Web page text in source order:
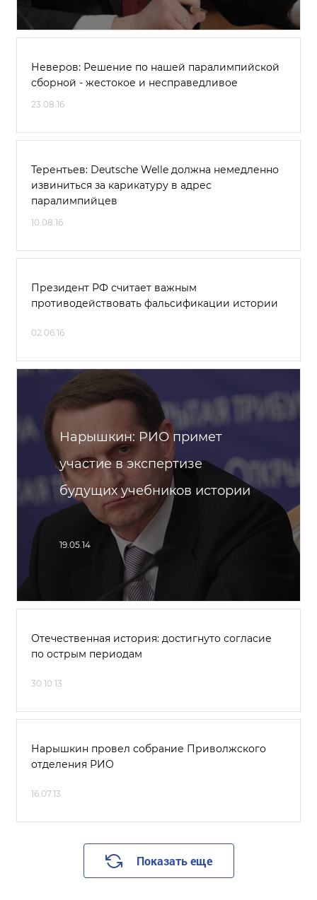
Неверов: Решение по нашей паралимпийской
сборной - жестокое и несправедливое
23.08.16
Терентьев: Deutsche Welle должна немедленно
извиниться за карикатуру в адрес
паралимпийцев
10.08.16
Президент РФ считает важным
противодействовать фальсификации истории
02.06.16
Нарышкин: РИО примет
участие в экспертизе
будущих учебников истории
19.05.14
Отечественная история: достигнуто согласие
по острым периодам
30.10.13
Нарышкин провел собрание Приволжского
отделения РИО
16.07.13
Показать еще